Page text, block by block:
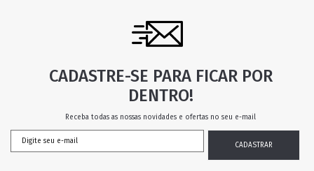
CADASTRE-SE PARA FICAR POR
DENTRO!
Receba todas as nossas novidades e ofertas no seu e-mail